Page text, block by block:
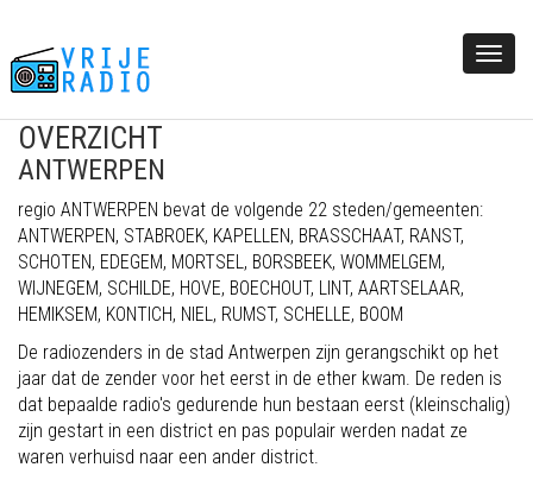
OVERZICHT
ANTWERPEN
regio ANTWERPEN bevat de volgende 22 steden/gemeenten:
ANTWERPEN, STABROEK, KAPELLEN, BRASSCHAAT, RANST,
SCHOTEN, EDEGEM, MORTSEL, BORSBEEK, WOMMELGEM,
WIJNEGEM, SCHILDE, HOVE, BOECHOUT, LINT, AARTSELAAR,
HEMIKSEM, KONTICH, NIEL, RUMST, SCHELLE, BOOM
De radiozenders in de stad Antwerpen zijn gerangschikt op het
jaar dat de zender voor het eerst in de ether kwam. De reden is
dat bepaalde radio's gedurende hun bestaan eerst (kleinschalig)
zijn gestart in een district en pas populair werden nadat ze
waren verhuisd naar een ander district.